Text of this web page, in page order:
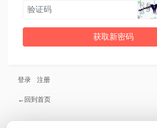
获取新密码
登录 注册
←回到首页